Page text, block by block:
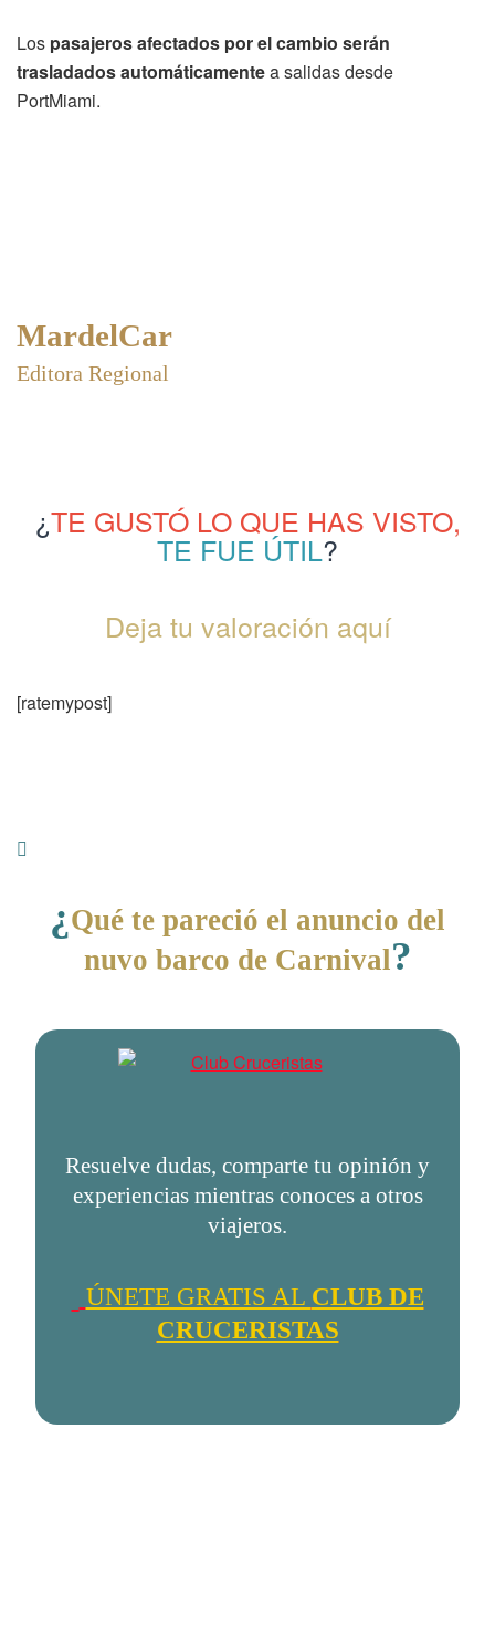
Los pasajeros afectados por el cambio serán
trasladados automáticamentea salidas desde
PortMiami.
MardelCar
Editora Regional
¿TE GUSTÓ LO QUE HAS VISTO,
TE FUE ÚTIL?
Deja tu valoración aquí
[ratemypost]
¿ Qué te pareció el anuncio del
nuvo barco de Carnival?
Resuelve dudas, comparte tu opinión y
experiencias mientras conoces a otros
viajeros.
ÚNETE GRATIS AL CLUB DE
CRUCERISTAS